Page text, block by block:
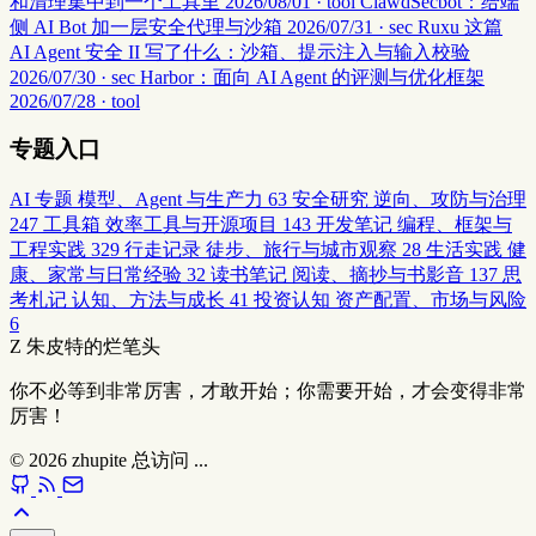
侧 AI Bot 加一层安全代理与沙箱 2026/07/31 · sec Ruxu 这篇
AI Agent 安全 II 写了什么：沙箱、提示注入与输入校验
2026/07/30 · sec Harbor：面向 AI Agent 的评测与优化框架
2026/07/28 · tool
专题入口
AI 专题 模型、Agent 与生产力 63 安全研究 逆向、攻防与治理
247 工具箱 效率工具与开源项目 143 开发笔记 编程、框架与
工程实践 329 行走记录 徒步、旅行与城市观察 28 生活实践 健
康、家常与日常经验 32 读书笔记 阅读、摘抄与书影音 137 思
考札记 认知、方法与成长 41 投资认知 资产配置、市场与风险
6
Z 朱皮特的烂笔头
你不必等到非常厉害，才敢开始；你需要开始，才会变得非常
厉害！
© 2026 zhupite 总访问 ...